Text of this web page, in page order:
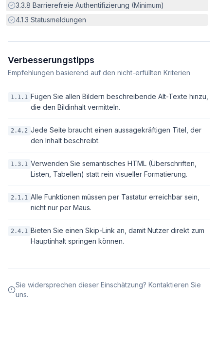
Erfüllt:
3.3.8 Barrierefreie Authentifizierung (Minimum)
Erfüllt:
4.1.3 Statusmeldungen
Verbesserungstipps
Empfehlungen basierend auf den nicht-erfüllten Kriterien
1.1.1 Fügen Sie allen Bildern beschreibende Alt-Texte hinzu,
die den Bildinhalt vermitteln.
2.4.2 Jede Seite braucht einen aussagekräftigen Titel, der
den Inhalt beschreibt.
1.3.1 Verwenden Sie semantisches HTML (Überschriften,
Listen, Tabellen) statt rein visueller Formatierung.
2.1.1 Alle Funktionen müssen per Tastatur erreichbar sein,
nicht nur per Maus.
2.4.1 Bieten Sie einen Skip-Link an, damit Nutzer direkt zum
Hauptinhalt springen können.
Sie widersprechen dieser Einschätzung? Kontaktieren Sie
uns.